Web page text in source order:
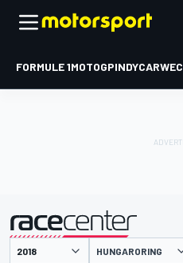
FORMULE 1MOTOGPINDYCARWEC
gepresenteerd door HUNGARORING